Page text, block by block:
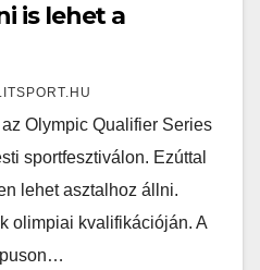
is lehet a
Olympic Qualifier Series
sportfesztiválon. Ezúttal
lehet asztalhoz állni.
olimpiai kvalifikációján. A